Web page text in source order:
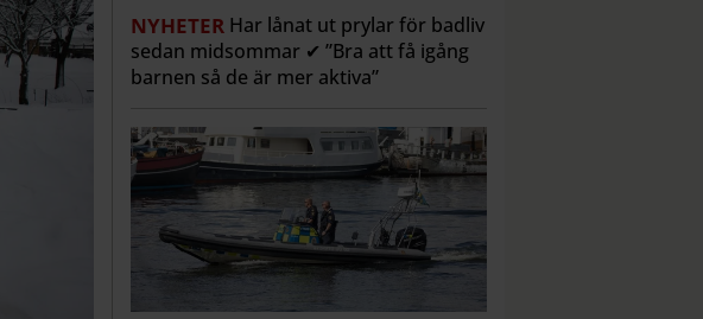
NYHETER Har lånat ut prylar för badliv
sedan midsommar ✔ ”Bra att få igång
barnen så de är mer aktiva”